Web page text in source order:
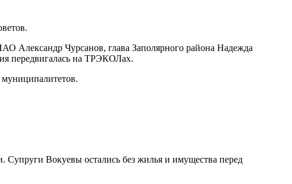
Александр Чурсанов, глава Заполярного района Надежда
передвигалась на ТРЭКОЛах.
Вокуевы остались без жилья и имущества перед